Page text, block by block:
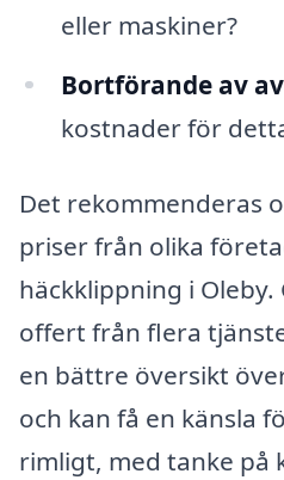
eller maskiner?
Bortförande av
kostnader för
Det rekommenderas
priser från olika
häckklippning i
offert från flera
en bättre översikt
och kan få en känsla
rimligt, med tanke på